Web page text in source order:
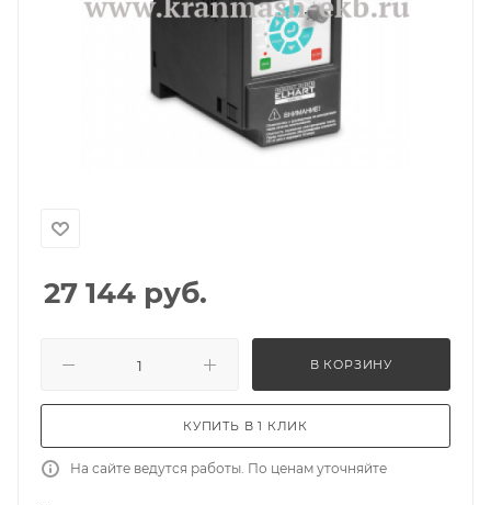
27 144 руб.
В КОРЗИНУ
КУПИТЬ В 1 КЛИК
На сайте ведутся работы. По ценам уточняйте